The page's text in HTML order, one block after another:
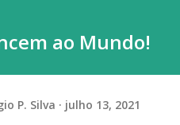
ao Mundo!
P. Silva julho 13, 2021